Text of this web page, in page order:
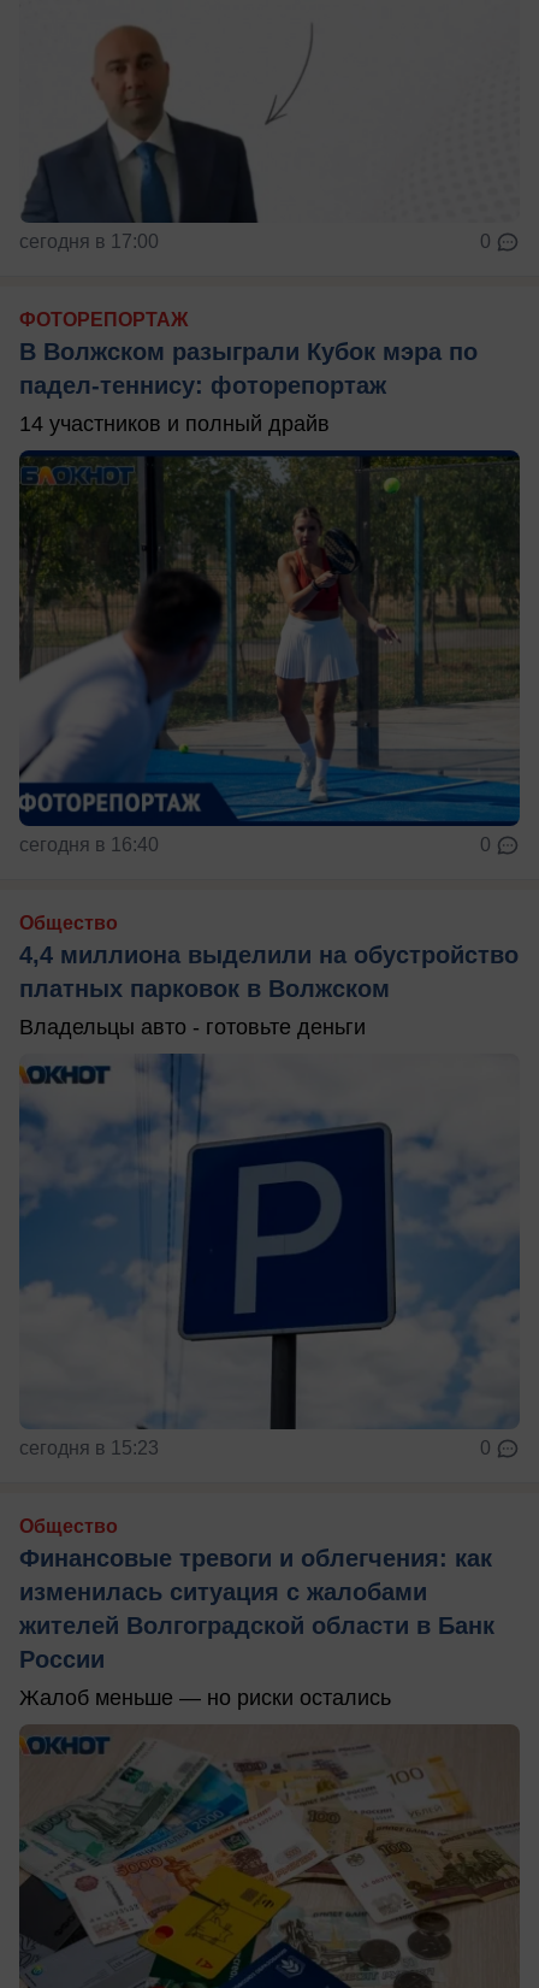
сегодня в 17:00 0
ФОТОРЕПОРТАЖ
В Волжском разыграли Кубок мэра по
падел-теннису: фоторепортаж
14 участников и полный драйв
сегодня в 16:40 0
Общество
4,4 миллиона выделили на обустройство
платных парковок в Волжском
Владельцы авто - готовьте деньги
сегодня в 15:23 0
Общество
Финансовые тревоги и облегчения: как
изменилась ситуация с жалобами
жителей Волгоградской области в Банк
России
Жалоб меньше — но риски остались